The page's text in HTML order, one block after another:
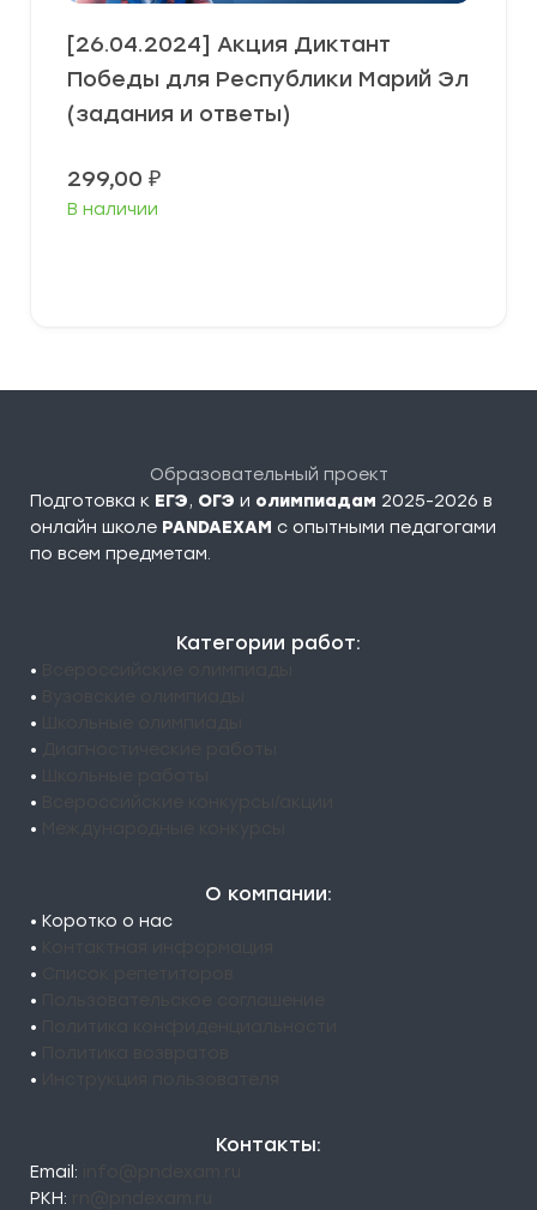
[26.04.2024] Акция Диктант
Победы для Республики Марий Эл
(задания и ответы)
299,00 ₽
В наличии
Образовательный проект
Подготовка к ЕГЭ, ОГЭ и олимпиадам 2025-2026 в
онлайн школе PANDAEXAM c опытными педагогами
по всем предметам.
Категории работ:
•
•
•
•
•
•
•
О компании:
• Коротко о нас
•
•
•
•
•
•
Контакты:
Email:
РКН: